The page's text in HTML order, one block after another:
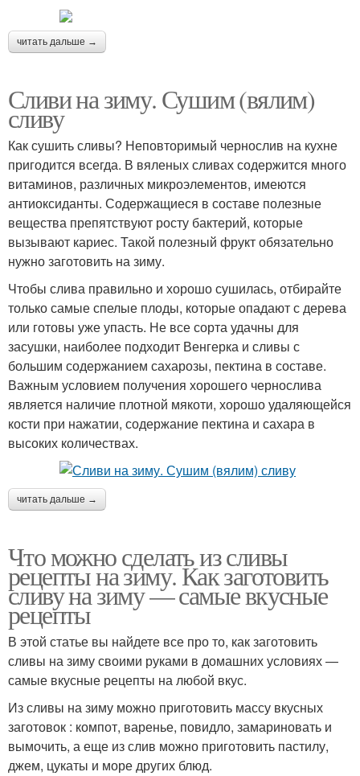
читать дальше →
Сливи на зиму. Сушим (вялим)
сливу
Как сушить сливы? Неповторимый чернослив на кухне
пригодится всегда. В вяленых сливах содержится много
витаминов, различных микроэлементов, имеются
антиоксиданты. Содержащиеся в составе полезные
вещества препятствуют росту бактерий, которые
вызывают кариес. Такой полезный фрукт обязательно
нужно заготовить на зиму.
Чтобы слива правильно и хорошо сушилась, отбирайте
только самые спелые плоды, которые опадают с дерева
или готовы уже упасть. Не все сорта удачны для
засушки, наиболее подходит Венгерка и сливы с
большим содержанием сахарозы, пектина в составе.
Важным условием получения хорошего чернослива
является наличие плотной мякоти, хорошо удаляющейся
кости при нажатии, содержание пектина и сахара в
высоких количествах.
читать дальше →
Что можно сделать из сливы
рецепты на зиму. Как заготовить
сливу на зиму — самые вкусные
рецепты
В этой статье вы найдете все про то, как заготовить
сливы на зиму своими руками в домашних условиях —
самые вкусные рецепты на любой вкус.
Из сливы на зиму можно приготовить массу вкусных
заготовок : компот, варенье, повидло, замариновать и
вымочить, а еще из слив можно приготовить пастилу,
джем, цукаты и море других блюд.